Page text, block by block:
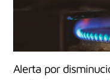
Alerta por